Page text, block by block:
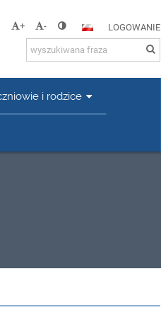
+ - LOGOWANIE
i rodzice